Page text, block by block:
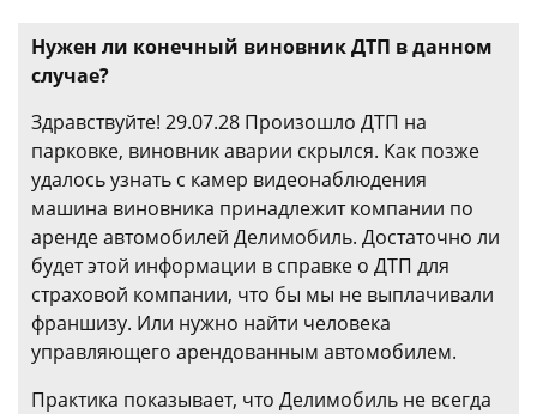
Нужен ли конечный виновник ДТП в данном
случае?
Здравствуйте! 29.07.28 Произошло ДТП на
парковке, виновник аварии скрылся. Как позже
удалось узнать с камер видеонаблюдения
машина виновника принадлежит компании по
аренде автомобилей Делимобиль. Достаточно ли
будет этой информации в справке о ДТП для
страховой компании, что бы мы не выплачивали
франшизу. Или нужно найти человека
управляющего арендованным автомобилем.
Практика показывает, что Делимобиль не всегда